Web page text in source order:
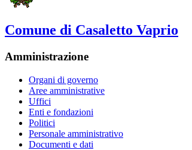
Comune di Casaletto Vaprio
Amministrazione
Organi di governo
Aree amministrative
Uffici
Enti e fondazioni
Politici
Personale amministrativo
Documenti e dati